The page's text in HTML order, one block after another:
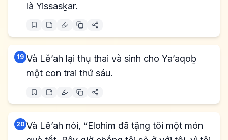
là Yissasḵar.
19 Và Lĕ’ah lại thụ thai và sinh cho Ya’aqoḇ
một con trai thứ sáu.
20 Và Lĕ’ah nói, “Elohim đã tặng tôi một món